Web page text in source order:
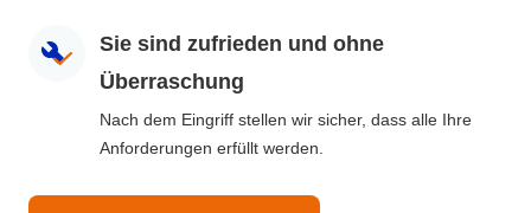
Sie sind zufrieden und ohne
Überraschung
Nach dem Eingriff stellen wir sicher, dass alle Ihre
Anforderungen erfüllt werden.